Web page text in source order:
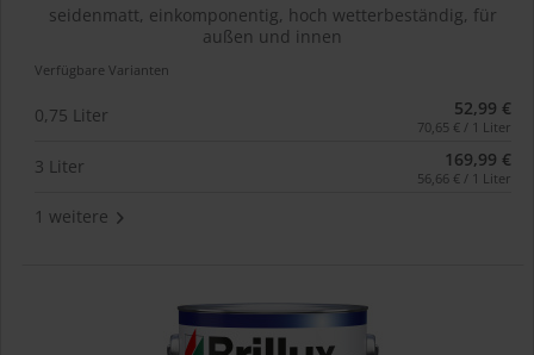
seidenmatt, einkomponentig, hoch wetterbeständig, für
außen und innen
Verfügbare Varianten
0,75 Liter 52,99 €
70,65 € / 1 Liter
3 Liter 169,99 €
56,66 € / 1 Liter
1 weitere